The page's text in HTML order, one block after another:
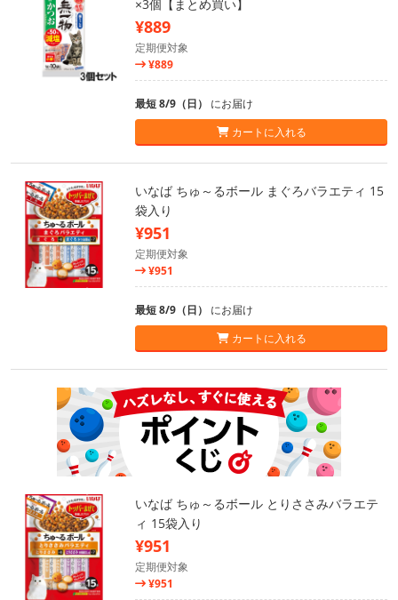
×3個【まとめ買い】
¥889
定期便対象
¥889
最短 8/9（日） にお届け
カートに入れる
いなば ちゅ～るボール まぐろバラエティ 15
袋入り
¥951
定期便対象
¥951
最短 8/9（日） にお届け
カートに入れる
いなば ちゅ～るボール とりささみバラエテ
ィ 15袋入り
¥951
定期便対象
¥951